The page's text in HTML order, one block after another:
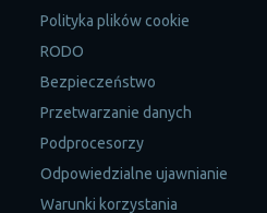
Polityka plików cookie
RODO
Bezpieczeństwo
Przetwarzanie danych
Podprocesorzy
Odpowiedzialne ujawnianie
Warunki korzystania